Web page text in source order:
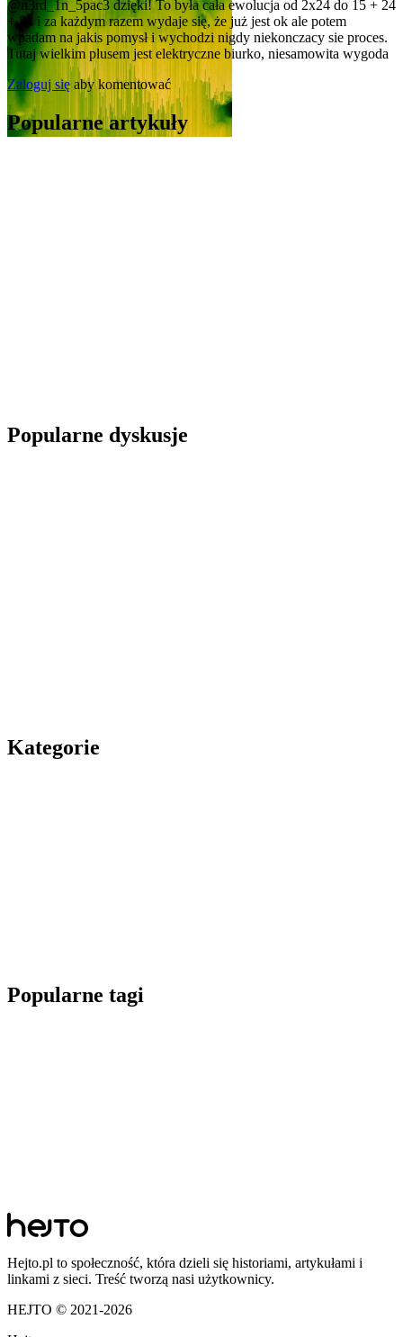
@n3rd_1n_5pac3dzięki! To była cała ewolucja od 2x24 do 15 + 24
+ 34 i za każdym razem wydaje się, że już jest ok ale potem
wpadam na jakis pomysł i wychodzi nigdy niekonczacy sie proces.
Tutaj wielkim plusem jest elektryczne biurko, niesamowita wygoda
Zaloguj się aby komentować
Popularne artykuły
Popularne dyskusje
Kategorie
Popularne tagi
Hejto.pl to społeczność, która dzieli się historiami, artykułami i
linkami z sieci. Treść tworzą nasi użytkownicy.
HEJTO © 2021-2026